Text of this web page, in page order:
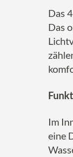
Das
Das
Im
eine